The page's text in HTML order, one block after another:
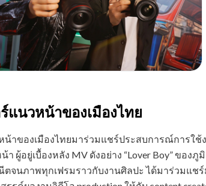
แนวหน้าของเมืองไทย
น้าของเมืองไทยมาร่วมแชร์ประสบการณ์การใ
อยู่เบื้องหลัง MV ดังอย่าง “Lover Boy” ของ
นภาพทุกเฟรมราวกับงานศิลปะ ได้มาร่วมแชร์